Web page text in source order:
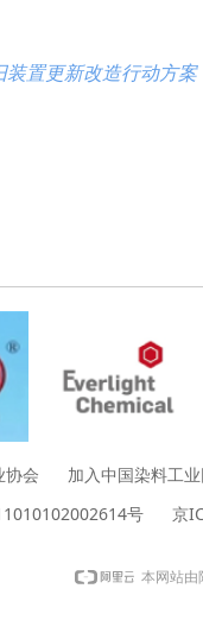
置更新改造行动方案
协会 加入中国染料工业
号
京
本网站由